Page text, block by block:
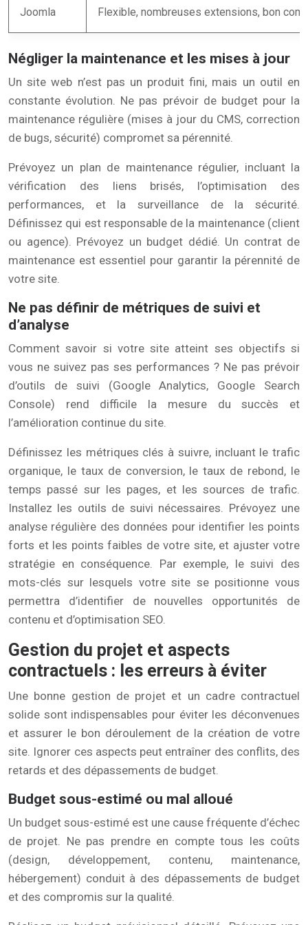
Joomla Flexible, nombreuses extensions, bon
Négliger la maintenance et les mises à jour
Un site web n’est pas un produit fini, mais un outil en
constante évolution. Ne pas prévoir de budget pour la
maintenance régulière (mises à jour du CMS, correction
de bugs, sécurité) compromet sa pérennité.
Prévoyez un plan de maintenance régulier, incluant la
vérification des liens brisés, l’optimisation des
performances, et la surveillance de la sécurité.
Définissez qui est responsable de la maintenance (client
ou agence). Prévoyez un budget dédié. Un contrat de
maintenance est essentiel pour garantir la pérennité de
votre site.
Ne pas définir de métriques de suivi et
d’analyse
Comment savoir si votre site atteint ses objectifs si
vous ne suivez pas ses performances ? Ne pas prévoir
d’outils de suivi (Google Analytics, Google Search
Console) rend difficile la mesure du succès et
l’amélioration continue du site.
Définissez les métriques clés à suivre, incluant le trafic
organique, le taux de conversion, le taux de rebond, le
temps passé sur les pages, et les sources de trafic.
Installez les outils de suivi nécessaires. Prévoyez une
analyse régulière des données pour identifier les points
forts et les points faibles de votre site, et ajuster votre
stratégie en conséquence. Par exemple, le suivi des
mots-clés sur lesquels votre site se positionne vous
permettra d’identifier de nouvelles opportunités de
contenu et d’optimisation SEO.
Gestion du projet et aspects
contractuels : les erreurs à éviter
Une bonne gestion de projet et un cadre contractuel
solide sont indispensables pour éviter les déconvenues
et assurer le bon déroulement de la création de votre
site. Ignorer ces aspects peut entraîner des conflits, des
retards et des dépassements de budget.
Budget sous-estimé ou mal alloué
Un budget sous-estimé est une cause fréquente d’échec
de projet. Ne pas prendre en compte tous les coûts
(design, développement, contenu, maintenance,
hébergement) conduit à des dépassements de budget
et des compromis sur la qualité.